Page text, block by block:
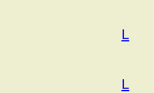
L
L